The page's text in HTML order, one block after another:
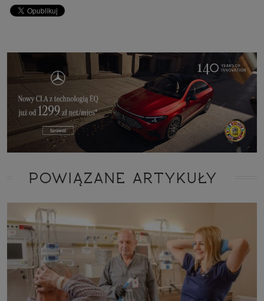
POWIĄZANE ARTYKUŁY